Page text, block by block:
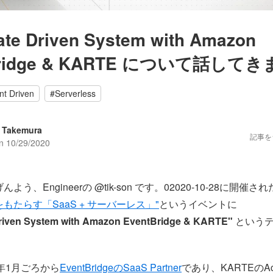
Driven System with Amazon
& KARTE について話してき
Driven #Serverless
10/29/2020
記事
よう、Engineerの @tik-son です。02020-10-28に開催され
たらす「SaaS + サーバーレス」"というイベントに
System with Amazon EventBridge & KARTE" という
1月ごろからEventBridgeのSaaS Partnerであり、KARTEの